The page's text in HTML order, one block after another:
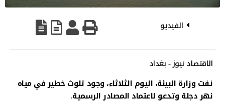
الفيديو
الاقتصاد نيوز - بغداد
نفت وزارة البيئة، اليوم الثلاثاء، وجود تلوث خطير في مياه
نهر دجلة وتدعو لاعتماد المصادر الرسمية.